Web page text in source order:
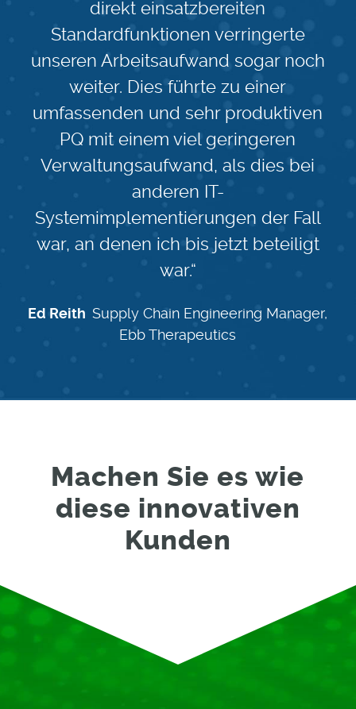
direkt einsatzbereiten
Standardfunktionen verringerte
unseren Arbeitsaufwand sogar noch
weiter. Dies führte zu einer
umfassenden und sehr produktiven
PQ mit einem viel geringeren
Verwaltungsaufwand, als dies bei
anderen IT-
Systemimplementierungen der Fall
war, an denen ich bis jetzt beteiligt
war.“
Ed ReithSupply Chain Engineering Manager,
Ebb Therapeutics
Machen Sie es wie
diese innovativen
Kunden